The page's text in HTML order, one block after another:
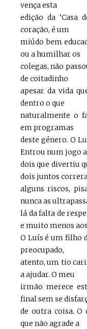
vença esta
edição da ‘Casa
coração, é um
miúdo bem
ou a humilhar os
colegas, não
de coitadinho
apesar da vida
dentro o que
naturalmente o
em programas
deste género. O
Entrou num jogo a
dois que divertiu
dois juntos
alguns riscos,
nunca as
lá da falta de
e muito menos
O Luís é um filho
preocupado,
atento, um tio
a ajudar. O meu
irmão merece
final sem se
de outra coisa. O
que não agrade a